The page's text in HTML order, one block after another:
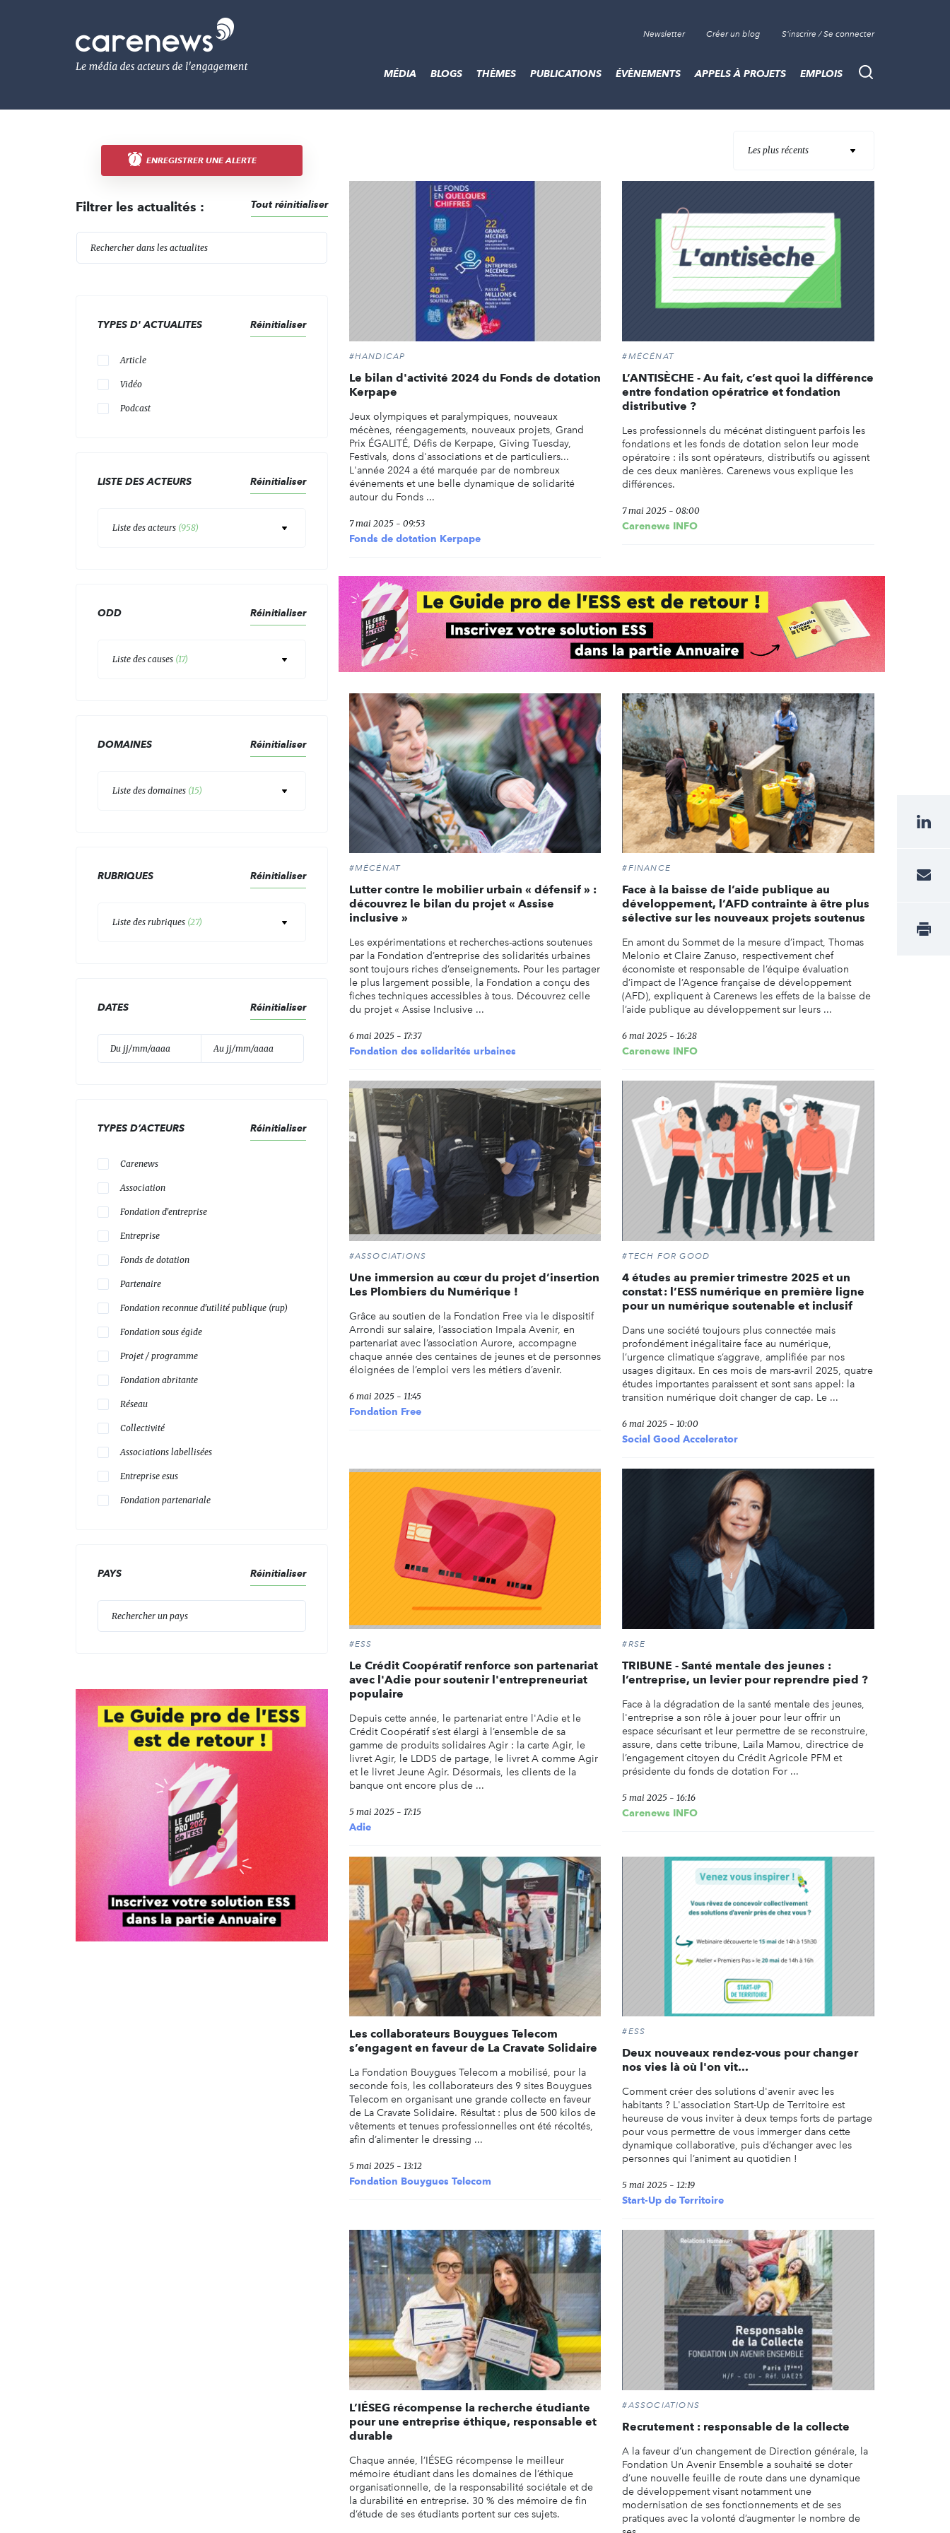
Le
média
de
Newsletter Créer un blog S'inscrire / Se connecter
Recherche
MÉDIA BLOGS THÈMES PUBLICATIONS ÉVÈNEMENTS APPELS À PROJETS EMPLOIS
ENREGISTRER UNE ALERTE
Filtrer les actualités : Tout réinitialiser
TYPES D' ACTUALITES Réinitialiser
Article
Vidéo
Podcast
LISTE DES ACTEURS Réinitialiser
Liste des acteurs (958)
ODD Réinitialiser
Liste des causes (17)
DOMAINES Réinitialiser
Liste des domaines (15)
RUBRIQUES Réinitialiser
Liste des rubriques (27)
DATES Réinitialiser
TYPES D’ACTEURS Réinitialiser
Carenews
Association
Fondation d'entreprise
Entreprise
Fonds de dotation
Partenaire
Fondation reconnue d'utilité publique (rup)
Fondation sous égide
Projet / programme
Fondation abritante
Réseau
Collectivité
Associations labellisées
Entreprise esus
Fondation partenariale
PAYS Réinitialiser
Les plus récents
#HANDICAP
Le bilan d'activité 2024 du Fonds de dotation
Kerpape
Jeux olympiques et paralympiques, nouveaux
mécènes, réengagements, nouveaux projets, Grand
Prix ÉGALITÉ, Défis de Kerpape, Giving Tuesday,
Festivals, dons d'associations et de particuliers...
L'année 2024 a été marquée par de nombreux
événements et une belle dynamique de solidarité
autour du Fonds ...
7 mai 2025 - 09:53
Fonds de dotation Kerpape
#MÉCÉNAT
L’ANTISÈCHE - Au fait, c’est quoi la différence
entre fondation opératrice et fondation
distributive ?
Les professionnels du mécénat distinguent parfois les
fondations et les fonds de dotation selon leur mode
opératoire : ils sont opérateurs, distributifs ou agissent
de ces deux manières. Carenews vous explique les
différences.
7 mai 2025 - 08:00
Carenews INFO
#MÉCÉNAT
Lutter contre le mobilier urbain « défensif » :
découvrez le bilan du projet « Assise
inclusive »
Les expérimentations et recherches-actions soutenues
par la Fondation d’entreprise des solidarités urbaines
sont toujours riches d’enseignements. Pour les partager
le plus largement possible, la Fondation a conçu des
fiches techniques accessibles à tous. Découvrez celle
du projet « Assise Inclusive ...
6 mai 2025 - 17:37
Fondation des solidarités urbaines
#FINANCE
Face à la baisse de l’aide publique au
développement, l’AFD contrainte à être plus
sélective sur les nouveaux projets soutenus
En amont du Sommet de la mesure d’impact, Thomas
Melonio et Claire Zanuso, respectivement chef
économiste et responsable de l’équipe évaluation
d’impact de l’Agence française de développement
(AFD), expliquent à Carenews les effets de la baisse de
l’aide publique au développement sur leurs ...
6 mai 2025 - 16:28
Carenews INFO
#ASSOCIATIONS
Une immersion au cœur du projet d’insertion
Les Plombiers du Numérique !
Grâce au soutien de la Fondation Free via le dispositif
Arrondi sur salaire, l’association Impala Avenir, en
partenariat avec l’association Aurore, accompagne
chaque année des centaines de jeunes et de personnes
éloignées de l’emploi vers les métiers d’avenir.
6 mai 2025 - 11:45
Fondation Free
#TECH FOR GOOD
4 études au premier trimestre 2025 et un
constat : l’ESS numérique en première ligne
pour un numérique soutenable et inclusif
Dans une société toujours plus connectée mais
profondément inégalitaire face au numérique,
l’urgence climatique s’aggrave, amplifiée par nos
usages digitaux. En ces mois de mars-avril 2025, quatre
études importantes paraissent et sont sans appel: la
transition numérique doit changer de cap. Le ...
6 mai 2025 - 10:00
Social Good Accelerator
#ESS
Le Crédit Coopératif renforce son partenariat
avec l'Adie pour soutenir l'entrepreneuriat
populaire
Depuis cette année, le partenariat entre l'Adie et le
Crédit Coopératif s’est élargi à l’ensemble de sa
gamme de produits solidaires Agir : la carte Agir, le
livret Agir, le LDDS de partage, le livret A comme Agir
et le livret Jeune Agir. Désormais, les clients de la
banque ont encore plus de ...
5 mai 2025 - 17:15
Adie
#RSE
TRIBUNE - Santé mentale des jeunes :
l’entreprise, un levier pour reprendre pied ?
Face à la dégradation de la santé mentale des jeunes,
l'entreprise a son rôle à jouer pour leur offrir un
espace sécurisant et leur permettre de se reconstruire,
assure, dans cette tribune, Laïla Mamou, directrice de
l’engagement citoyen du Crédit Agricole PFM et
présidente du fonds de dotation For ...
5 mai 2025 - 16:16
Carenews INFO
Les collaborateurs Bouygues Telecom
s’engagent en faveur de La Cravate Solidaire
La Fondation Bouygues Telecom a mobilisé, pour la
seconde fois, les collaborateurs des 9 sites Bouygues
Telecom en organisant une grande collecte en faveur
de La Cravate Solidaire. Résultat : plus de 500 kilos de
vêtements et tenues professionnelles ont été récoltés,
afin d’alimenter le dressing ...
5 mai 2025 - 13:12
Fondation Bouygues Telecom
#ESS
Deux nouveaux rendez-vous pour changer
nos vies là où l'on vit...
Comment créer des solutions d'avenir avec les
habitants ? L'association Start-Up de Territoire est
heureuse de vous inviter à deux temps forts de partage
pour vous permettre de vous immerger dans cette
dynamique collaborative, puis d’échanger avec les
personnes qui l’animent au quotidien !
5 mai 2025 - 12:19
Start-Up de Territoire
L’IÉSEG récompense la recherche étudiante
pour une entreprise éthique, responsable et
durable
Chaque année, l’IÉSEG récompense le meilleur
mémoire étudiant dans les domaines de l’éthique
organisationnelle, de la responsabilité sociétale et de
la durabilité en entreprise. 30 % des mémoire de fin
d’étude de ses étudiants portent sur ces sujets.
#ASSOCIATIONS
Recrutement : responsable de la collecte
A la faveur d’un changement de Direction générale, la
Fondation Un Avenir Ensemble a souhaité se doter
d’une nouvelle feuille de route dans une dynamique
de développement visant notamment une
modernisation de ses fonctionnements et de ses
pratiques avec la volonté d’augmenter le nombre de